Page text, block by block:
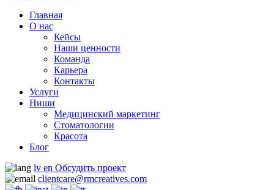
Главная
О нас
Кейсы
Наши ценности
Команда
Карьера
Контакты
Услуги
Ниши
Медицинский маркетинг
Стоматологии
Красота
Блог
lv en Обсудить проект
clientcare@rmcreatives.com